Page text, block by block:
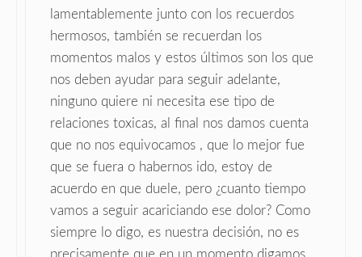
lamentablemente junto con los recuerdos
hermosos, también se recuerdan los
momentos malos y estos últimos son los que
nos deben ayudar para seguir adelante,
ninguno quiere ni necesita ese tipo de
relaciones toxicas, al final nos damos cuenta
que no nos equivocamos , que lo mejor fue
que se fuera o habernos ido, estoy de
acuerdo en que duele, pero ¿cuanto tiempo
vamos a seguir acariciando ese dolor? Como
siempre lo digo, es nuestra decisión, no es
precisamente que en un momento digamos,